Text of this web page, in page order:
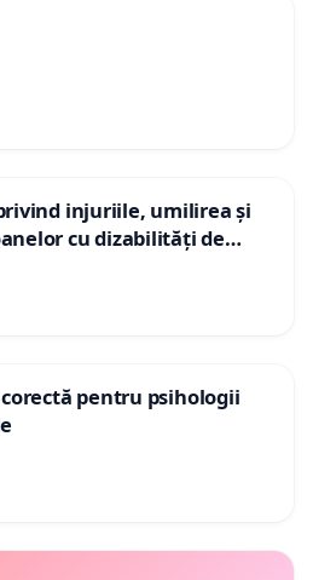
injuriile, umilirea și
cu dizabilități de
„Gorici”
pentru psihologii